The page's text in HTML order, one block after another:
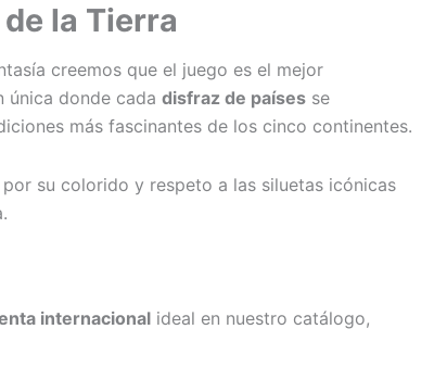
la Tierra
creemos que el juego es el mejor
única donde cada disfraz de países se
más fascinantes de los cinco continentes.
su colorido y respeto a las siluetas icónicas
internacional ideal en nuestro catálogo,